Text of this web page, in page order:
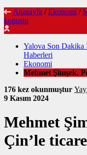
Anasayfa / Ekonomi /
konuştu
Yalova Son Dakika
Haberleri
Ekonomi
Mehmet Şimşek,
176 kez okunmuştur
9 Kasım 2024
Mehmet
Çin’le